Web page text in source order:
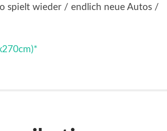
spielt wieder / endlich neue Autos /